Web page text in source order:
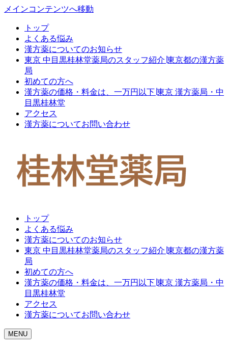
メインコンテンツへ移動
トップ
よくある悩み
漢方薬についてのお知らせ
東京 中目黒桂林堂薬局のスタッフ紹介∣東京都の漢方薬
局
初めての方へ
漢方薬の価格・料金は、一万円以下∣東京 漢方薬局・中
目黒桂林堂
アクセス
漢方薬についてお問い合わせ
トップ
よくある悩み
漢方薬についてのお知らせ
東京 中目黒桂林堂薬局のスタッフ紹介∣東京都の漢方薬
局
初めての方へ
漢方薬の価格・料金は、一万円以下∣東京 漢方薬局・中
目黒桂林堂
アクセス
漢方薬についてお問い合わせ
MENU